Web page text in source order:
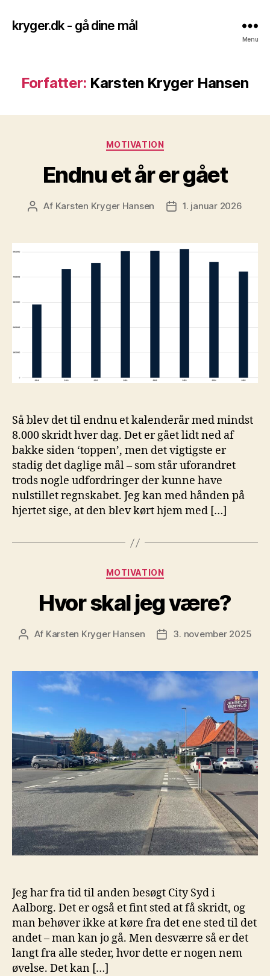
kryger.dk - gå dine mål
Menu
Forfatter: Karsten Kryger Hansen
Kategorier
MOTIVATION
Endnu et år er gået
Indlægsforfatter
Af Karsten Kryger Hansen Indlægsdato
1. januar 2026
Så blev det til endnu et kalenderår med mindst
8.000 skridt hver dag. Det er gået lidt ned af
bakke siden ‘toppen’, men det vigtigste er
stadig det daglige mål – som står uforandret
trods nogle udfordringer der kunne have
nulstillet regnskabet. Jeg kan med hånden på
hjertet sige, at den blev kørt hjem med […]
Kategorier
MOTIVATION
Hvor skal jeg være?
Indlægsforfatter
Af Karsten Kryger Hansen Indlægsdato
3. november 2025
Jeg har fra tid til anden besøgt City Syd i
Aalborg. Det er også et fint sted at få skridt, og
man behøver ikke at køre fra det ene sted til det
andet – man kan jo gå. Men desværre så er det
langt fra alle steder, hvor dette er nogen nem
øvelse. Det kan […]